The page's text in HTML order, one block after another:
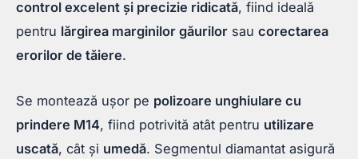
control excelent și precizie ridicată, fiind ideală
pentru lărgirea marginilor găurilor sau corectarea
erorilor de tăiere.
Se montează ușor pe polizoare unghiulare cu
prindere M14, fiind potrivită atât pentru utilizare
uscată, cât și umedă. Segmentul diamantat asigură